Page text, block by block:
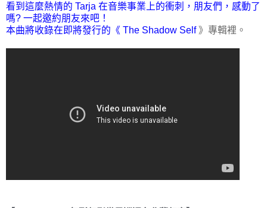
看到這麼熱情的 Tarja 在音樂事業上的衝刺，朋友們，感動了
嗎? 一起邀約朋友來吧！
本曲將收錄在即將發行的《 The Shadow Self 》專輯裡。